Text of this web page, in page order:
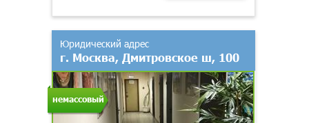
немассовый
Юридический адрес
г. Москва, Дмитровское ш, 100